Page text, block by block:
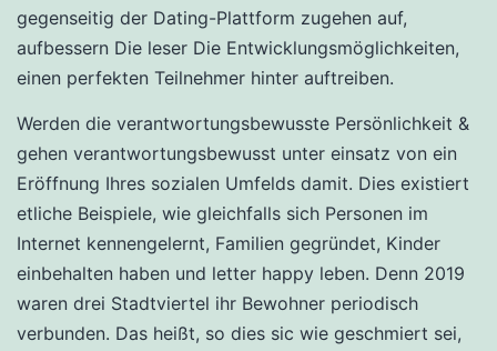
gegenseitig der Dating-Plattform zugehen auf,
aufbessern Die leser Die Entwicklungsmöglichkeiten,
einen perfekten Teilnehmer hinter auftreiben.
Werden die verantwortungsbewusste Persönlichkeit &
gehen verantwortungsbewusst unter einsatz von ein
Eröffnung Ihres sozialen Umfelds damit. Dies existiert
etliche Beispiele, wie gleichfalls sich Personen im
Internet kennengelernt, Familien gegründet, Kinder
einbehalten haben und letter happy leben. Denn 2019
waren drei Stadtviertel ihr Bewohner periodisch
verbunden. Das heißt, so dies sic wie geschmiert sei,